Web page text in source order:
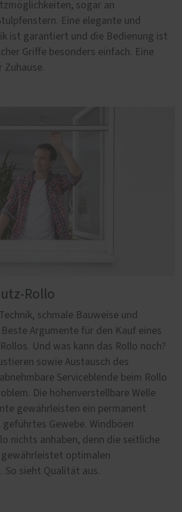
sogar an
Eine elegante und
ist garantiert und die Bedienung ist
Griffe besonders einfach. Eine
Zuhause.
Rollo
schmale Bauweise und
Argumente für den Kauf eines
Und was kann das Rollo noch?
sowie Austausch des
Serviceblende beim Rollo
Die höhenverstellbare Welle
gewährleisten ein permanent
Gewebe. Windböen
nichts anhaben, denn die seitliche
gewährleistet optimalen
So sieht Qualität aus.